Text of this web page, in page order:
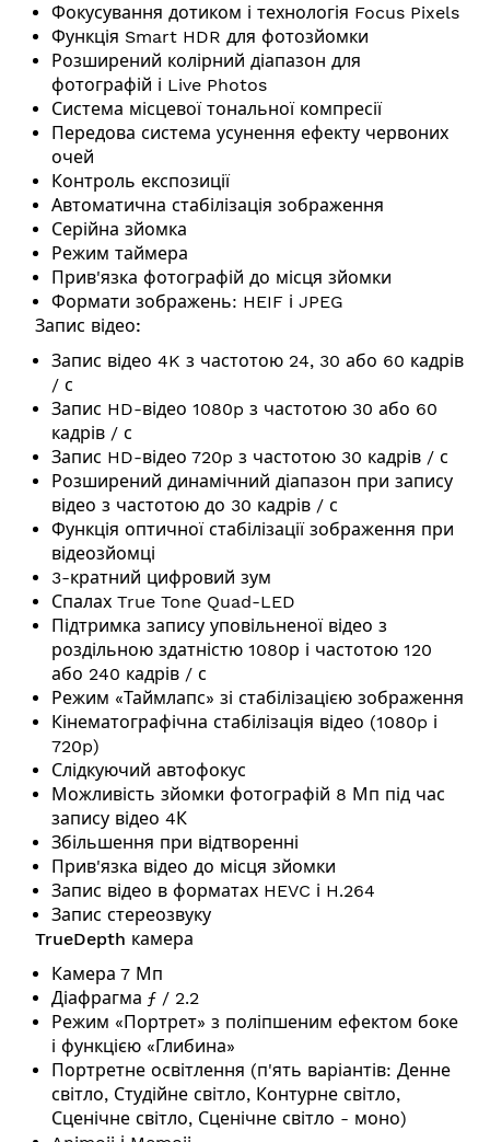
Фокусування дотиком і технологія Focus Pixels
Функція Smart HDR для фотозйомки
Розширений колірний діапазон для
фотографій і Live Photos
Система місцевої тональної компресії
Передова система усунення ефекту червоних
очей
Контроль експозиції
Автоматична стабілізація зображення
Серійна зйомка
Режим таймера
Прив'язка фотографій до місця зйомки
Формати зображень: HEIF і JPEG
Запис відео:
Запис відео 4K з частотою 24, 30 або 60 кадрів
/ с
Запис HD-відео 1080p з частотою 30 або 60
кадрів / с
Запис HD-відео 720p з частотою 30 кадрів / с
Розширений динамічний діапазон при запису
відео з частотою до 30 кадрів / с
Функція оптичної стабілізації зображення при
відеозйомці
3-кратний цифровий зум
Спалах True Tone Quad-LED
Підтримка запису уповільненої відео з
роздільною здатністю 1080р і частотою 120
або 240 кадрів / с
Режим «Таймлапс» зі стабілізацією зображення
Кінематографічна стабілізація відео (1080p і
720p)
Слідкуючий автофокус
Можливість зйомки фотографій 8 Мп під час
запису відео 4К
Збільшення при відтворенні
Прив'язка відео до місця зйомки
Запис відео в форматах HEVC і H.264
Запис стереозвуку
TrueDepth камера
Камера 7 Мп
Діафрагма ƒ / 2.2
Режим «Портрет» з поліпшеним ефектом боке
і функцією «Глибина»
Портретне освітлення (п'ять варіантів: Денне
світло, Студійне світло, Контурне світло,
Сценічне світло, Сценічне світло - моно)